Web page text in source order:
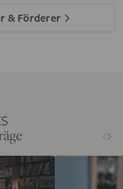
& Förderer